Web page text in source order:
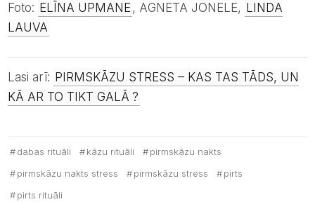
Foto: ELĪNA UPMANE, AGNETA JONELE, LINDA
LAUVA
Lasi arī: PIRMSKĀZU STRESS – KAS TAS TĀDS, UN
KĀ AR TO TIKT GALĀ ?
dabas rituāli kāzu rituāli
pirmskāzu nakts
pirmskāzu nakts stress
pirmskāzu stress
pirts
pirts rituāli